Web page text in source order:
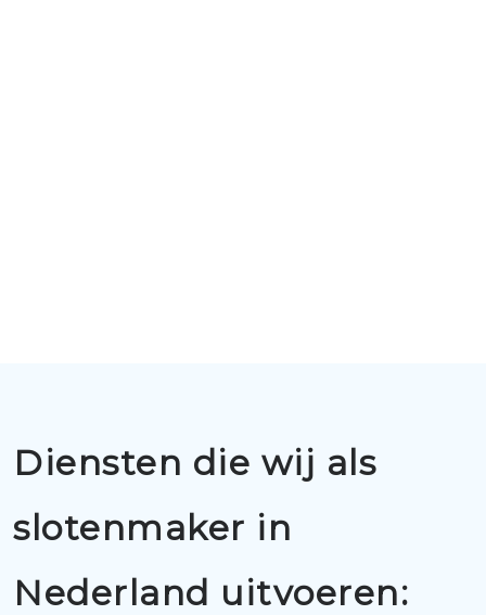
Diensten die wij als
slotenmaker in
Nederland uitvoeren: